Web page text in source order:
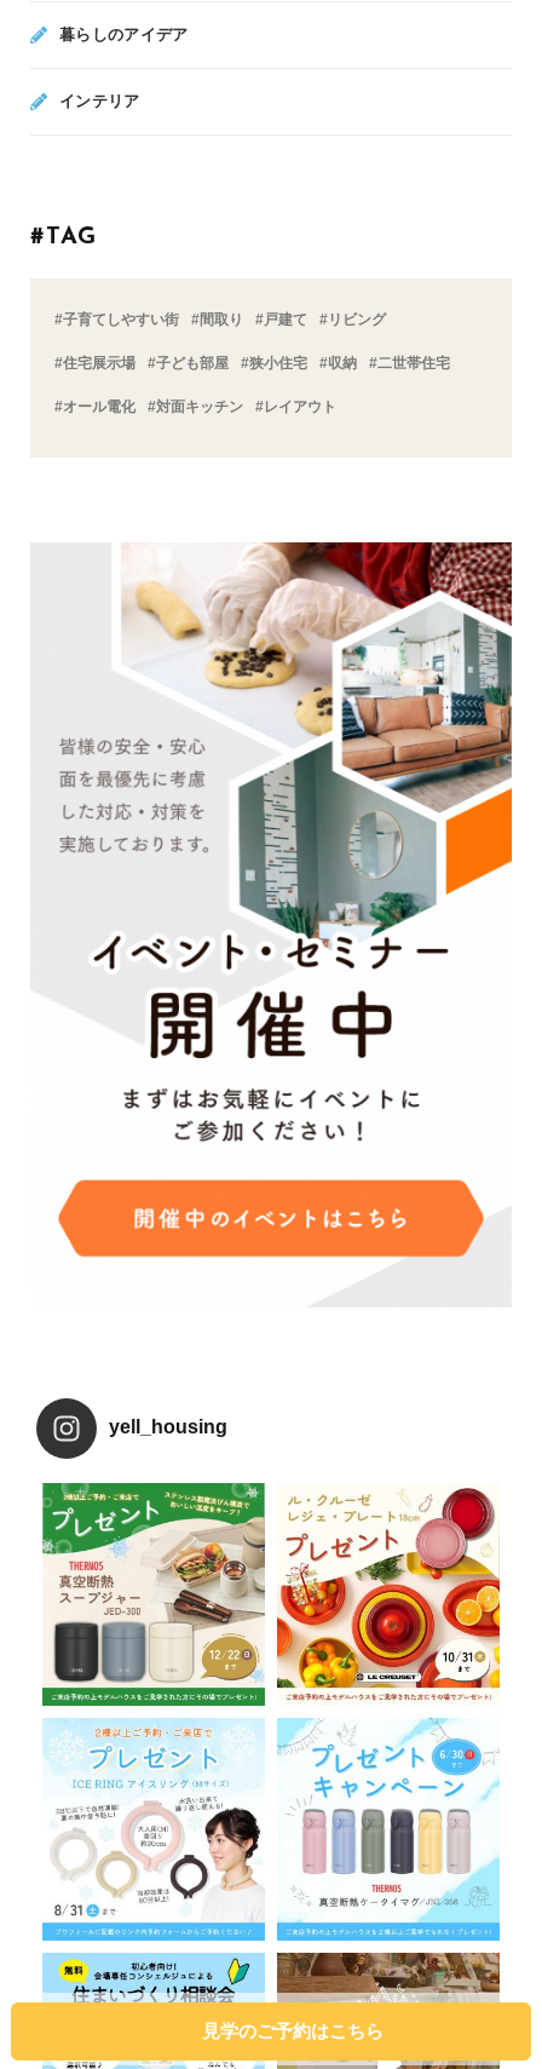
暮らしのアイデア
インテリア
#TAG
#子育てしやすい街 #間取り #戸建て #リビング
#住宅展示場 #子ども部屋 #狭小住宅 #収納 #二世帯住宅
#オール電化 #対面キッチン #レイアウト
yell_housing
見学のご予約はこちら